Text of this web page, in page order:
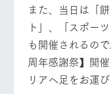
間・料金
交通アク
セス
よくいた
だく質問
団体のお
客様へ
レスト
ン
牧場の生産品
知り尽くした
理人が腕を振
い、ビュッ
スタイルで
生産品カタログ・資
English (Google
ネットショップ
動物とふれあう
牧場マップを見る
また、当日は「
ト」、「スポー
も開催されるの
周年感謝祭】開
リアへ足をお運び